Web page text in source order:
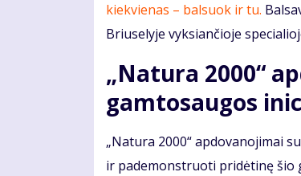
kiekvienas – balsuok ir tu.
Briuselyje vyksiančioje
„Natura 2000“
gamtosaugos
„Natura 2000“ apdovanojimai
ir pademonstruoti pridėtinę šio